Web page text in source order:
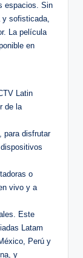
espacios. Sin
y sofisticada,
La película
en
Latin
de la
para disfrutar
o
vivo y a
Este
Latam
Perú y
y